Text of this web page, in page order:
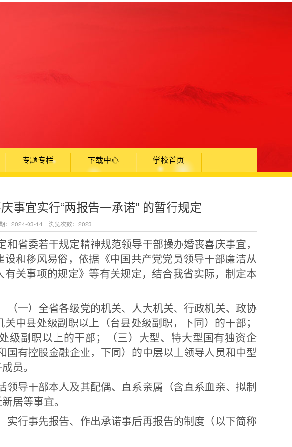
专题专栏 下载中心 学校首页
事宜实行“两报告一承诺” 的暂行规定
：2024-03-14 浏览次数： 2023
省委若干规定精神规范领导干部操办婚丧喜庆事宜，
和移风易俗，依据《中国共产党党员领导干部廉洁从
关事项的规定》等有关规定，结合我省实际，制定本
一）全省各级党的机关、人大机关、行政机关、政协
中县处级副职以上（台县处级副职，下同）的干部；
级副职以上的干部；（三）大型、特大型国有独资企
国有控股金融企业，下同）的中层以上领导人员和中型
员。
导干部本人及其配偶、直系亲属（含直系血亲、拟制
居等事宜。
行事先报告、作出承诺事后再报告的制度（以下简称